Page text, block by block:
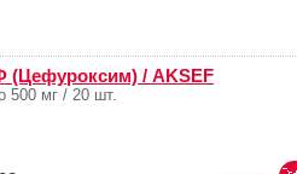
/ AKSEF
500 мг / 20 шт.